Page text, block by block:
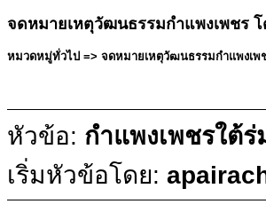
จดหมายเหตุวัฒนธรรมกำแพงเพชร
หมวดหมู่ทั่วไป => จดหมายเหตุวัฒนธรรมกำแพงเพ
หัวข้อ: กำแพงเพชรใต้
เริ่มหัวข้อโดย: